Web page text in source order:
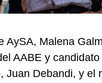
AySA, Malena
AABE y
Juan Debandi, y el